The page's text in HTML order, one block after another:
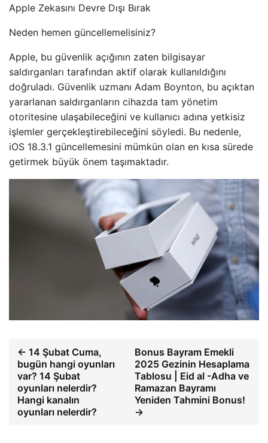
Apple Zekasını Devre Dışı Bırak
Neden hemen güncellemelisiniz?
Apple, bu güvenlik açığının zaten bilgisayar
saldırganları tarafından aktif olarak kullanıldığını
doğruladı. Güvenlik uzmanı Adam Boynton, bu açıktan
yararlanan saldırganların cihazda tam yönetim
otoritesine ulaşabileceğini ve kullanıcı adına yetkisiz
işlemler gerçekleştirebileceğini söyledi. Bu nedenle,
iOS 18.3.1 güncellemesini mümkün olan en kısa sürede
getirmek büyük önem taşımaktadır.
← 14 Şubat Cuma,
bugün hangi oyunları
var? 14 Şubat
oyunları nelerdir?
Hangi kanalın
oyunları nelerdir?
Bonus Bayram Emekli
2025 Gezinin Hesaplama
Tablosu | Eid al -Adha ve
Ramazan Bayramı
Yeniden Tahmini Bonus!
→